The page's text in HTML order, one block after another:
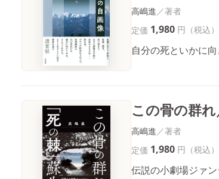
高嶋進
定価 1,980 円（税込）
自分の死といかに
この骨の群
高嶋進
定価 1,980 円（税込）
伝説の小劇場ジァ